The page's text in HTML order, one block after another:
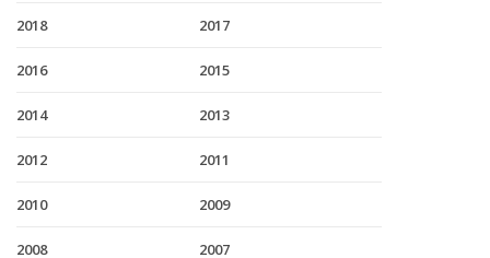
2018 2017
2016 2015
2014 2013
2012 2011
2010 2009
2008 2007